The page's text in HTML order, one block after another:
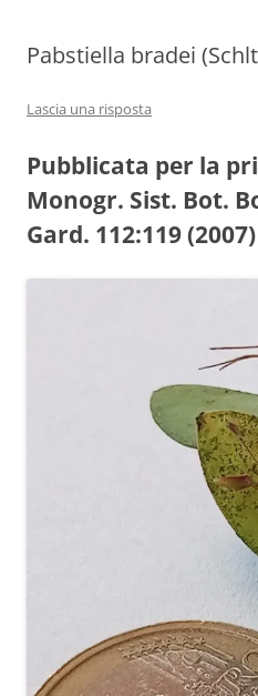
Pabstiella bradei
Lascia una risposta
Pubblicata per la
Monogr. Sist. Bot.
Gard. 112:119 (2007)